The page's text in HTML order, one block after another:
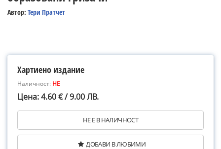
Автор: Тери Пратчет
Хартиено издание
Наличност: НЕ
Цена: 4.60 € / 9.00 ЛВ.
НЕ Е В НАЛИЧНОСТ
ДОБАВИ В ЛЮБИМИ